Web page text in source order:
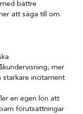
bättre
att säga till om.
mer
starkare incitament
en egen lön att
förutsättningar